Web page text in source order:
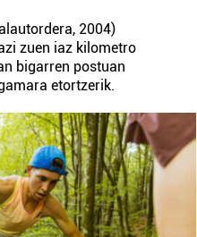
2004)
zuen iaz kilometro
bigarren postuan
etortzerik.